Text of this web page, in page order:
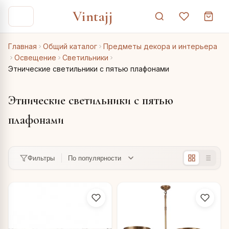
Vintajj
Главная Общий каталог
Предметы декора и интерьера
Освещение
Светильники
Этнические светильники с пятью плафонами
Этнические светильники с пятью
плафонами
Фильтры